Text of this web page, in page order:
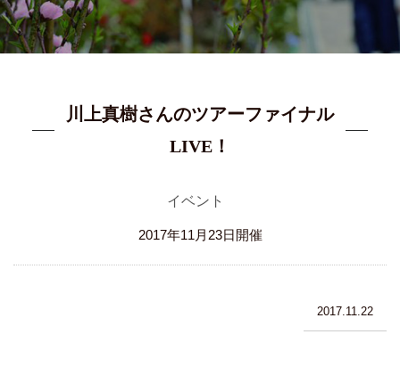
川上真樹さんのツアーファイナル
LIVE！
イベント
2017年11月23日開催
2017.11.22